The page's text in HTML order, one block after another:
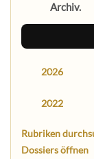
Archiv.
2026
2022
Rubriken
Dossiers öffnen